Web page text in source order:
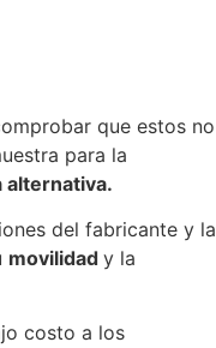
que estos no
para la
alternativa.
del fabricante y la
movilidad y la
costo a los